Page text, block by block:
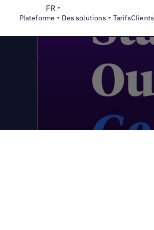
Plateforme Des solutions TarifsClients
FR
Local Marketing Beat